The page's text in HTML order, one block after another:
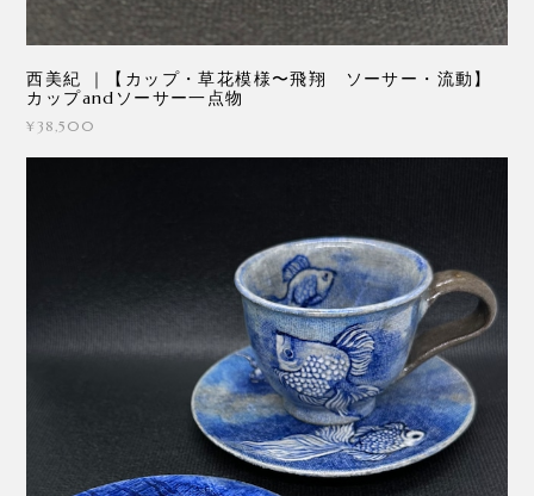
西美紀 ｜【カップ・草花模様〜飛翔 ソーサー・流動】
カップandソーサー一点物
¥38,500